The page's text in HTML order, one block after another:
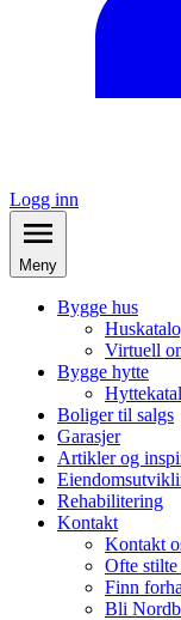
Logg inn
Meny
Bygge hus
Virtuell
Bygge hytte
Boliger til salgs
Garasjer
Artikler og
Rehabilitering
Kontakt
Kontakt
Ofte stilte
Finn
Bli